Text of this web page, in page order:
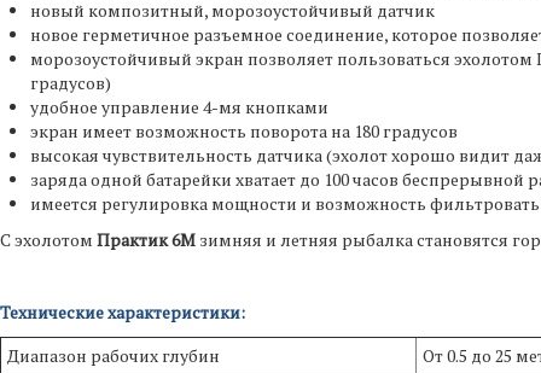
новый композитный, морозоустойчивый датчик
новое герметичное разъемное соединение, которое
морозоустойчивый экран позволяет пользоваться
градусов)
удобное управление 4-мя кнопками
экран имеет возможность поворота на 180 градусов
высокая чувствительность датчика (эхолот хорошо видит
заряда одной батарейки хватает до 100 часов беспрерывной
имеется регулировка мощности и возможность
С эхолотом Практик 6М зимняя и летняя рыбалка становятся
Технические характеристики:
Диапазон рабочих глубин
От 0.5 до 25